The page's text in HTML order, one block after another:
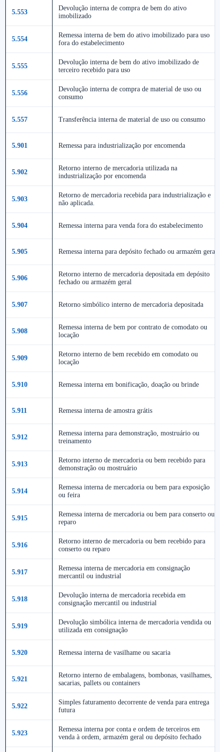
5.553
Devolução interna de compra de bem do ativo
imobilizado
5.554
Remessa interna de bem do ativo imobilizado para uso
fora do estabelecimento
5.555
Devolução interna de bem do ativo imobilizado de
terceiro recebido para uso
5.556
Devolução interna de compra de material de uso ou
consumo
5.557 Transferência interna de material de uso ou consumo
5.901 Remessa para industrialização por encomenda
5.902
Retorno interno de mercadoria utilizada na
industrialização por encomenda
5.903
Retorno de mercadoria recebida para industrialização e
não aplicada.
5.904 Remessa interna para venda fora do estabelecimento
5.905 Remessa interna para depósito fechado ou armazém geral
5.906
Retorno interno de mercadoria depositada em depósito
fechado ou armazém geral
5.907 Retorno simbólico interno de mercadoria depositada
5.908
Remessa interna de bem por contrato de comodato ou
locação
5.909
Retorno interno de bem recebido em comodato ou
locação
5.910 Remessa interna em bonificação, doação ou brinde
5.911 Remessa interna de amostra grátis
5.912
Remessa interna para demonstração, mostruário ou
treinamento
5.913
Retorno interno de mercadoria ou bem recebido para
demonstração ou mostruário
5.914
Remessa interna de mercadoria ou bem para exposição
ou feira
5.915
Remessa interna de mercadoria ou bem para conserto ou
reparo
5.916
Retorno interno de mercadoria ou bem recebido para
conserto ou reparo
5.917
Remessa interna de mercadoria em consignação
mercantil ou industrial
5.918
Devolução interna de mercadoria recebida em
consignação mercantil ou industrial
5.919
Devolução simbólica interna de mercadoria vendida ou
utilizada em consignação
5.920 Remessa interna de vasilhame ou sacaria
5.921
Retorno interno de embalagens, bombonas, vasilhames,
sacarias, pallets ou containers
5.922
Simples faturamento decorrente de venda para entrega
futura
5.923
Remessa interna por conta e ordem de terceiros em
venda à ordem, armazém geral ou depósito fechado